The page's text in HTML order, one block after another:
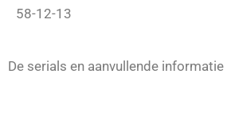
58-12-13
De serials en aanvullende informatie